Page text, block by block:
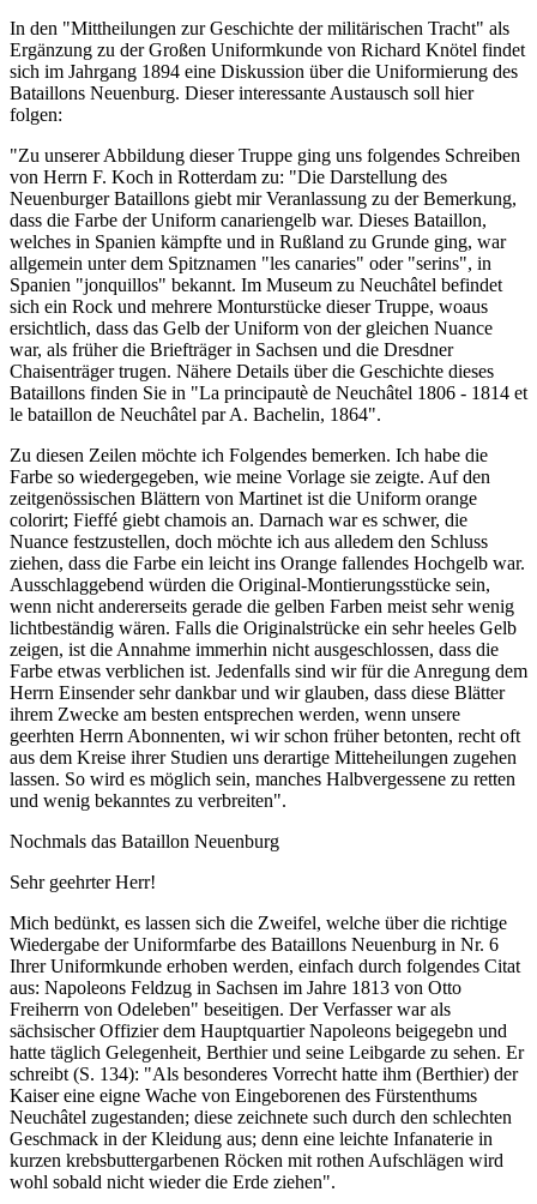
In den "Mittheilungen zur Geschichte der militärischen Tracht" als
Ergänzung zu der Großen Uniformkunde von Richard Knötel findet
sich im Jahrgang 1894 eine Diskussion über die Uniformierung des
Bataillons Neuenburg. Dieser interessante Austausch soll hier
folgen:
"Zu unserer Abbildung dieser Truppe ging uns folgendes Schreiben
von Herrn F. Koch in Rotterdam zu: "Die Darstellung des
Neuenburger Bataillons giebt mir Veranlassung zu der Bemerkung,
dass die Farbe der Uniform canariengelb war. Dieses Bataillon,
welches in Spanien kämpfte und in Rußland zu Grunde ging, war
allgemein unter dem Spitznamen "les canaries" oder "serins", in
Spanien "jonquillos" bekannt. Im Museum zu Neuchâtel befindet
sich ein Rock und mehrere Monturstücke dieser Truppe, woaus
ersichtlich, dass das Gelb der Uniform von der gleichen Nuance
war, als früher die Briefträger in Sachsen und die Dresdner
Chaisenträger trugen. Nähere Details über die Geschichte dieses
Bataillons finden Sie in "La principautè de Neuchâtel 1806 - 1814 et
le bataillon de Neuchâtel par A. Bachelin, 1864".
Zu diesen Zeilen möchte ich Folgendes bemerken. Ich habe die
Farbe so wiedergegeben, wie meine Vorlage sie zeigte. Auf den
zeitgenössischen Blättern von Martinet ist die Uniform orange
colorirt; Fieffé giebt chamois an. Darnach war es schwer, die
Nuance festzustellen, doch möchte ich aus alledem den Schluss
ziehen, dass die Farbe ein leicht ins Orange fallendes Hochgelb war.
Ausschlaggebend würden die Original-Montierungsstücke sein,
wenn nicht andererseits gerade die gelben Farben meist sehr wenig
lichtbeständig wären. Falls die Originalstrücke ein sehr heeles Gelb
zeigen, ist die Annahme immerhin nicht ausgeschlossen, dass die
Farbe etwas verblichen ist. Jedenfalls sind wir für die Anregung dem
Herrn Einsender sehr dankbar und wir glauben, dass diese Blätter
ihrem Zwecke am besten entsprechen werden, wenn unsere
geerhten Herrn Abonnenten, wi wir schon früher betonten, recht oft
aus dem Kreise ihrer Studien uns derartige Mitteheilungen zugehen
lassen. So wird es möglich sein, manches Halbvergessene zu retten
und wenig bekanntes zu verbreiten".
Nochmals das Bataillon Neuenburg
Sehr geehrter Herr!
Mich bedünkt, es lassen sich die Zweifel, welche über die richtige
Wiedergabe der Uniformfarbe des Bataillons Neuenburg in Nr. 6
Ihrer Uniformkunde erhoben werden, einfach durch folgendes Citat
aus: Napoleons Feldzug in Sachsen im Jahre 1813 von Otto
Freiherrn von Odeleben" beseitigen. Der Verfasser war als
sächsischer Offizier dem Hauptquartier Napoleons beigegebn und
hatte täglich Gelegenheit, Berthier und seine Leibgarde zu sehen. Er
schreibt (S. 134): "Als besonderes Vorrecht hatte ihm (Berthier) der
Kaiser eine eigne Wache von Eingeborenen des Fürstenthums
Neuchâtel zugestanden; diese zeichnete such durch den schlechten
Geschmack in der Kleidung aus; denn eine leichte Infanaterie in
kurzen krebsbuttergarbenen Röcken mit rothen Aufschlägen wird
wohl sobald nicht wieder die Erde ziehen".